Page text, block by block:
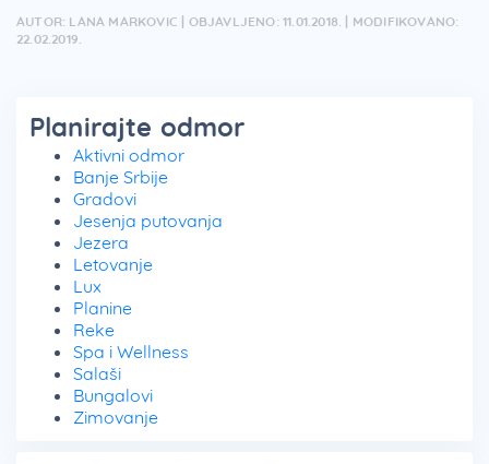
AUTOR: LANA MARKOVIC | OBJAVLJENO: 11.01.2018. | MODIFIKOVANO:
22.02.2019.
Planirajte odmor
Aktivni odmor
Banje Srbije
Gradovi
Jesenja putovanja
Jezera
Letovanje
Lux
Planine
Reke
Spa i Wellness
Salaši
Bungalovi
Zimovanje